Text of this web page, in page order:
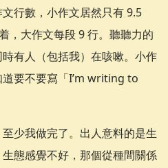
行數，小作文居然只有 9.5
，大作文每段 9 行。聽聽力的
有人（包括我）在咳嗽。小作
要不要寫「I’m writing to
少我做完了。出人意料的是生
態感覺不好，那個從種間關係